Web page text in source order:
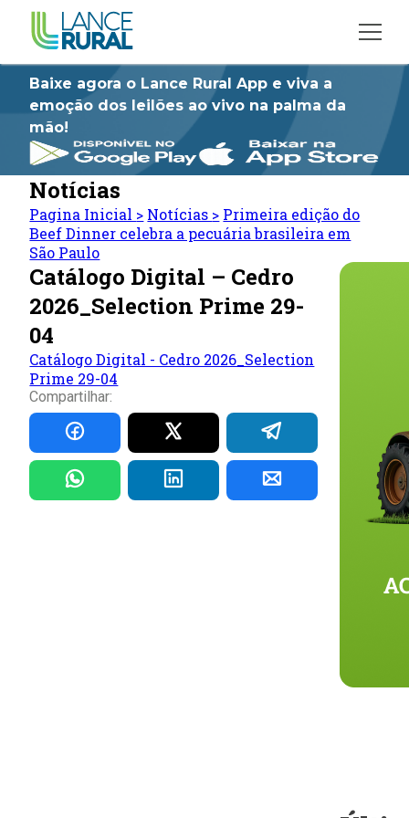
Baixe agora o Lance Rural App e viva a
emoção dos leilões ao vivo na palma da
mão!
Notícias
Pagina Inicial > Notícias > Primeira edição do
Beef Dinner celebra a pecuária brasileira em
São Paulo
Catálogo Digital – Cedro
2026_Selection Prime 29-
04
Catálogo Digital - Cedro 2026_Selection
Prime 29-04
Compartilhar: